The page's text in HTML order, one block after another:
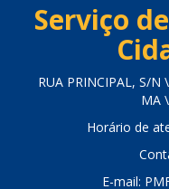
Serviço
RUA PRINCIPAL, S/N
MA
Horário de
E-mail: